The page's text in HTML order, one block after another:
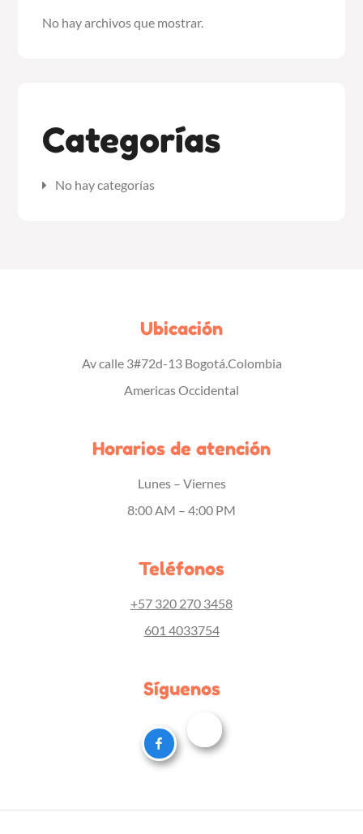
No hay archivos que mostrar.
Categorías
No hay categorías
Ubicación
Av calle 3#72d-13 Bogotá.Colombia
Americas Occidental
Horarios de atención
Lunes – Viernes
8:00 AM – 4:00 PM
Teléfonos
+57 320 270 3458
601 4033754
Síguenos